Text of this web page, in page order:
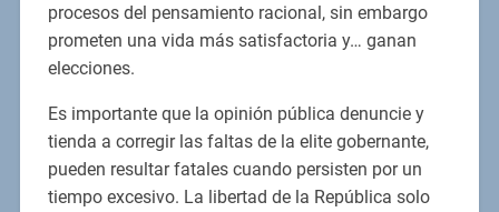
procesos del pensamiento racional, sin embargo
prometen una vida más satisfactoria y… ganan
elecciones.
Es importante que la opinión pública denuncie y
tienda a corregir las faltas de la elite gobernante,
pueden resultar fatales cuando persisten por un
tiempo excesivo. La libertad de la República solo